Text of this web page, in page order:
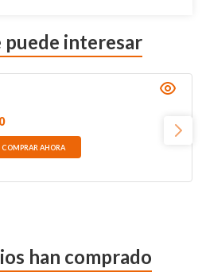
puede interesar
COMPRAR AHORA
han comprado